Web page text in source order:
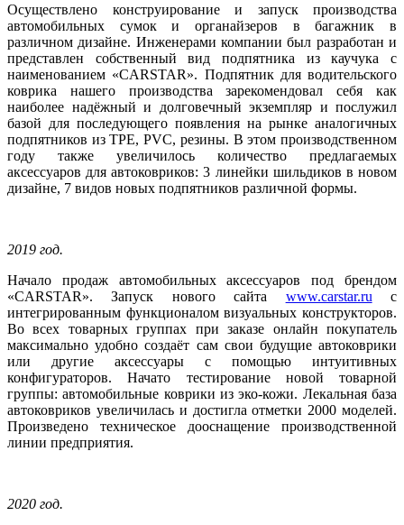
Осуществлено конструирование и запуск производства
автомобильных сумок и органайзеров в багажник в
различном дизайне. Инженерами компании был разработан и
представлен собственный вид подпятника из каучука с
наименованием «CARSTAR». Подпятник для водительского
коврика нашего производства зарекомендовал себя как
наиболее надёжный и долговечный экземпляр и послужил
базой для последующего появления на рынке аналогичных
подпятников изTPE, PVC, резины. В этом производственном
году также увеличилось количество предлагаемых
аксессуаров для автоковриков: 3 линейки шильдиков в новом
дизайне, 7 видов новых подпятников различной формы.
2019 год.
Начало продаж автомобильных аксессуаров под брендом
«CARSTAR». Запуск нового сайта www.carstar.ru с
интегрированным функционалом визуальных конструкторов.
Во всех товарных группах при заказе онлайн покупатель
максимально удобно создаёт сам свои будущие автоковрики
или другие аксессуары с помощью интуитивных
конфигураторов. Начато тестирование новой товарной
группы: автомобильные коврики из эко-кожи. Лекальная база
автоковриков увеличилась и достигла отметки 2000 моделей.
Произведено техническое дооснащение производственной
линии предприятия.
2020 год.